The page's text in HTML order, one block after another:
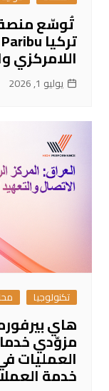
تُوسّع منصة
اللامركزي
يوليو 1, 2026
تكنولوجيا
هاي
مزوّدي
العمليات
خدمة